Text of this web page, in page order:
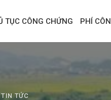
TỤC CÔNG CHỨNG PHÍ
TIN TỨC